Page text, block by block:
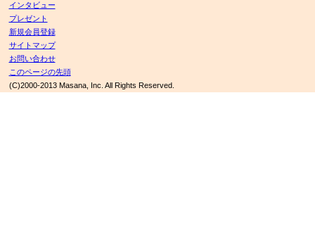
インタビュー
プレゼント
新規会員登録
サイトマップ
お問い合わせ
このページの先頭
(C)2000-2013 Masana, Inc. All Rights Reserved.